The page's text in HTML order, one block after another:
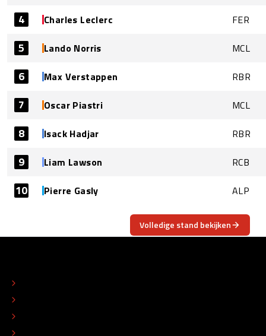
4 Charles Leclerc FER
5 Lando Norris MCL
6 Max Verstappen RBR
7 Oscar Piastri MCL
8 Isack Hadjar RBR
9 Liam Lawson RCB
10 Pierre Gasly ALP
Volledige stand bekijken